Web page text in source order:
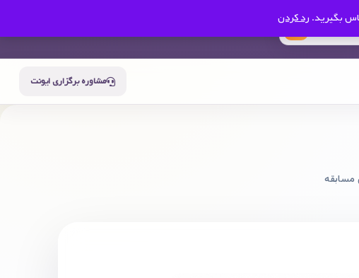
بگیرید. رد کردن
مشاوره برگزاری ایونت
مسابقه